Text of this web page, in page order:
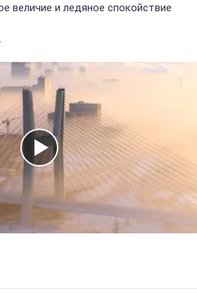
величие и ледяное спокойствие